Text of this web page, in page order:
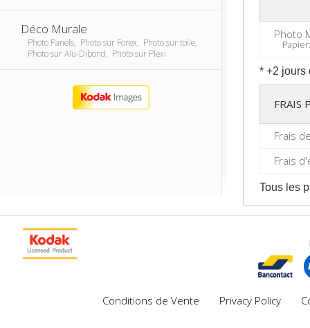
Déco Murale
Photo Panels, Photo sur Forex, Photo sur toile,
Photo sur Alu-Dibond, Photo sur Plexi
Photo
* +2 jours
FRAIS
Frais
Frais
Tous les
Conditions de Vente Privacy Policy